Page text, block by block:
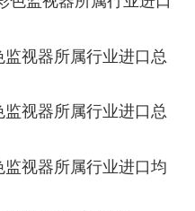
视器所属行业进口总
视器所属行业进口总
视器所属行业进口均